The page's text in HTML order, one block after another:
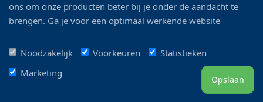
ons om onze producten beter bij je onder de aandacht te
brengen. Ga je voor een optimaal werkende website
Noodzakelijk
Voorkeuren
Statistieken
Marketing
Opslaan